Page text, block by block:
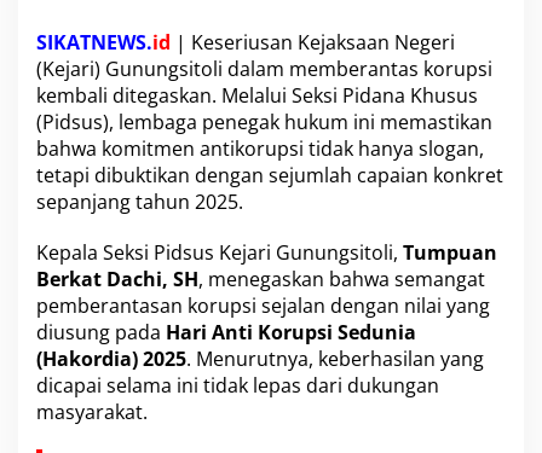
t
r
:
P
i
d
s
K
e
j
a
r
i
G
SIKATNEWS.id | Keseriusan Kejaksaan Negeri
(Kejari) Gunungsitoli dalam memberantas korupsi
kembali ditegaskan. Melalui Seksi Pidana Khusus
(Pidsus), lembaga penegak hukum ini memastikan
bahwa komitmen antikorupsi tidak hanya slogan,
tetapi dibuktikan dengan sejumlah capaian konkret
sepanjang tahun 2025.
Kepala Seksi Pidsus Kejari Gunungsitoli, Tumpuan
Berkat Dachi, SH, menegaskan bahwa semangat
pemberantasan korupsi sejalan dengan nilai yang
diusung pada Hari Anti Korupsi Sedunia
(Hakordia) 2025. Menurutnya, keberhasilan yang
dicapai selama ini tidak lepas dari dukungan
masyarakat.